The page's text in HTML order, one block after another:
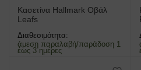
Κασετίνα Hallmark Οβάλ
Leafs
Διαθεσιμότητα:
άμεση παραλαβή/παράδοση 1
έως 3 ημέρες